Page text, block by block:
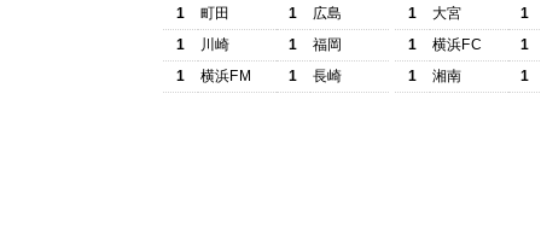
1
町田 1
広島
1
川崎 1
福岡
1
横浜FM 1 長崎
1
大宮
1
1
横浜FC
1
1
湘南 1